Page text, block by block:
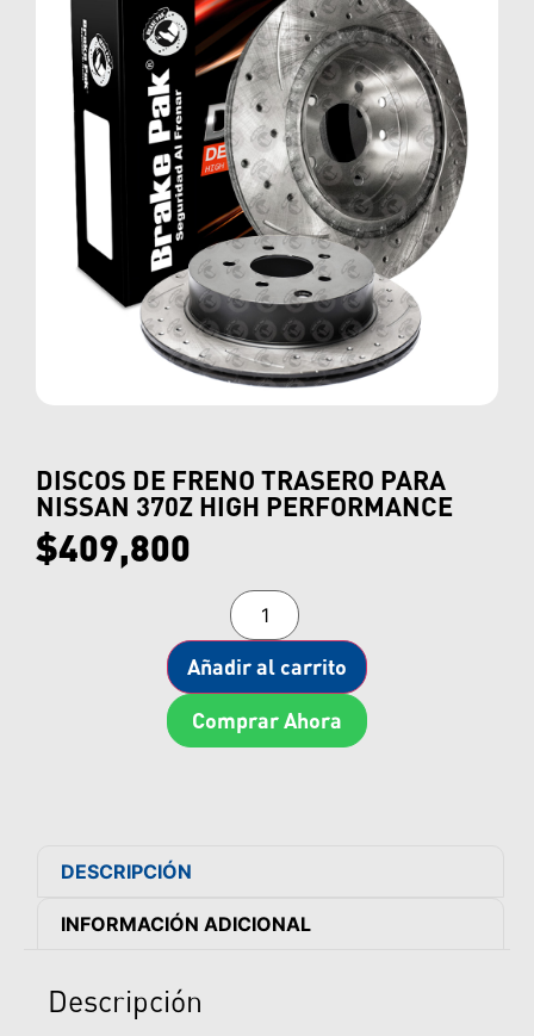
DISCOS DE FRENO TRASERO PARA
NISSAN 370Z HIGH PERFORMANCE
$409,800
Añadir al carrito
Comprar Ahora
DESCRIPCIÓN
INFORMACIÓN ADICIONAL
Descripción